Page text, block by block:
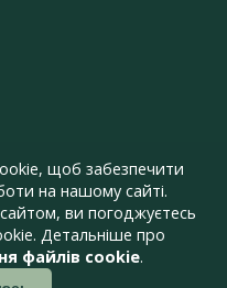
щоб забезпечити
на нашому сайті.
ви погоджуєтесь
Детальніше про
файлів cookie.